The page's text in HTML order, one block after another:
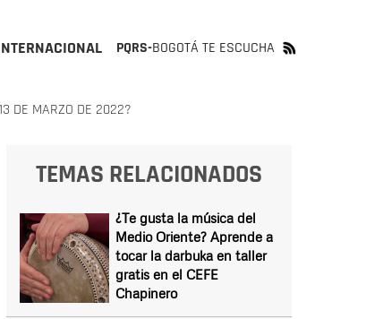
PQRS-BOGOTÁ TE ESCUCHA
DE MARZO DE 2022?
TEMAS RELACIONADOS
¿Te gusta la música del
Medio Oriente? Aprende a
tocar la darbuka en taller
gratis en el CEFE
Chapinero